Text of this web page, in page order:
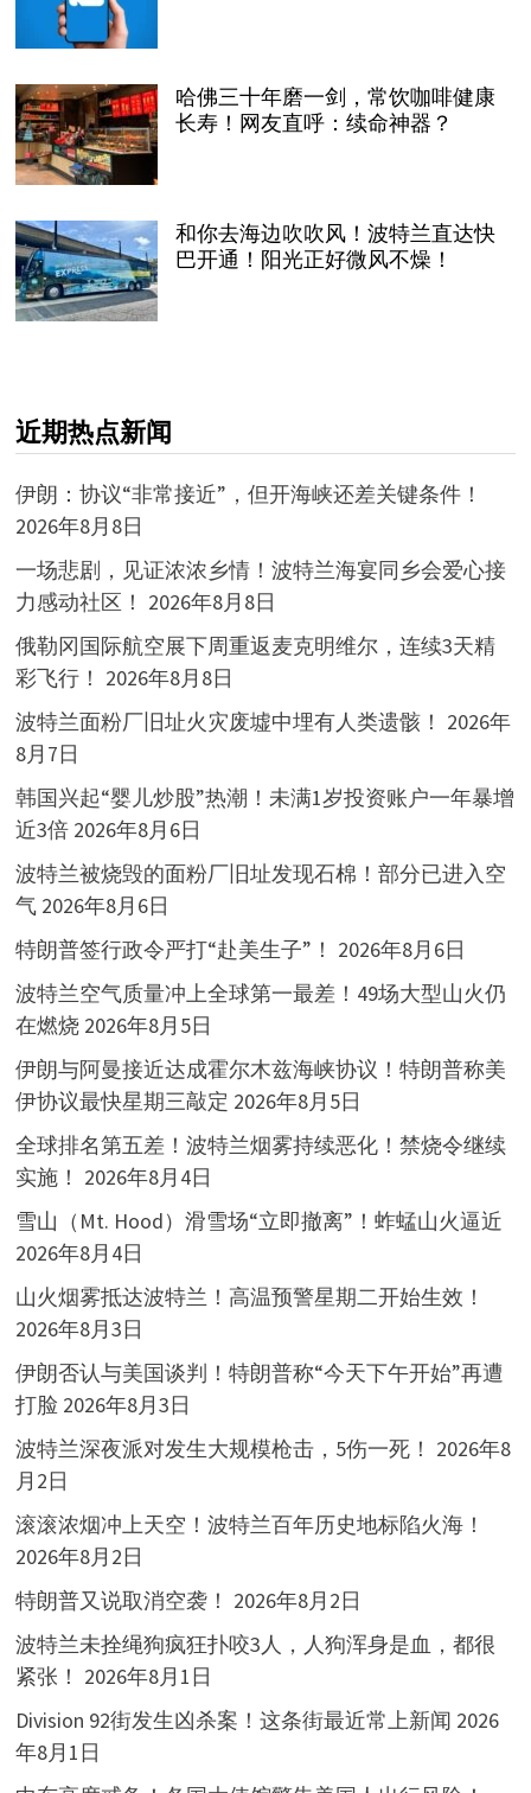
哈佛三十年磨一剑，常饮咖啡健康
长寿！网友直呼：续命神器？
和你去海边吹吹风！波特兰直达快
巴开通！阳光正好微风不燥！
近期热点新闻
伊朗：协议“非常接近”，但开海峡还差关键条件！
2026年8月8日
一场悲剧，见证浓浓乡情！波特兰海宴同乡会爱心接
力感动社区！ 2026年8月8日
俄勒冈国际航空展下周重返麦克明维尔，连续3天精
彩飞行！ 2026年8月8日
波特兰面粉厂旧址火灾废墟中埋有人类遗骸！ 2026年
8月7日
韩国兴起“婴儿炒股”热潮！未满1岁投资账户一年暴增
近3倍 2026年8月6日
波特兰被烧毁的面粉厂旧址发现石棉！部分已进入空
气 2026年8月6日
特朗普签行政令严打“赴美生子”！ 2026年8月6日
波特兰空气质量冲上全球第一最差！49场大型山火仍
在燃烧 2026年8月5日
伊朗与阿曼接近达成霍尔木兹海峡协议！特朗普称美
伊协议最快星期三敲定 2026年8月5日
全球排名第五差！波特兰烟雾持续恶化！禁烧令继续
实施！ 2026年8月4日
雪山（Mt. Hood）滑雪场“立即撤离”！蚱蜢山火逼近
2026年8月4日
山火烟雾抵达波特兰！高温预警星期二开始生效！
2026年8月3日
伊朗否认与美国谈判！特朗普称“今天下午开始”再遭
打脸 2026年8月3日
波特兰深夜派对发生大规模枪击，5伤一死！ 2026年8
月2日
滚滚浓烟冲上天空！波特兰百年历史地标陷火海！
2026年8月2日
特朗普又说取消空袭！ 2026年8月2日
波特兰未拴绳狗疯狂扑咬3人，人狗浑身是血，都很
紧张！ 2026年8月1日
Division 92街发生凶杀案！这条街最近常上新闻 2026
年8月1日